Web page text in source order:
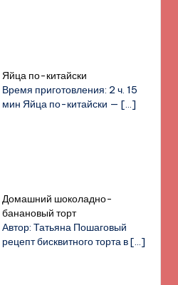
Яйца по-китайски
Время приготовления: 2 ч. 15
мин Яйца по-китайски —[…]
Домашний шоколадно-
банановый торт
Автор: Татьяна Пошаговый
рецепт бисквитного торта в[…]